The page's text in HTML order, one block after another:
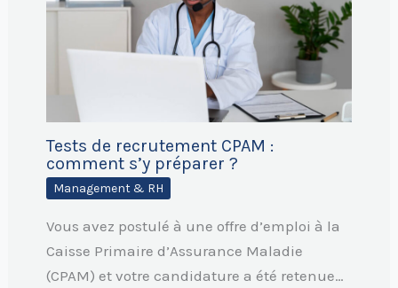
Tests de recrutement CPAM :
comment s’y préparer ?
Management & RH
Vous avez postulé à une offre d’emploi à la
Caisse Primaire d’Assurance Maladie
(CPAM) et votre candidature a été retenue…